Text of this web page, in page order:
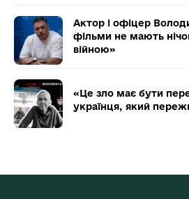
Актор і офіцер
фільми не мають
війною»
«Це зло має бути
українця, який